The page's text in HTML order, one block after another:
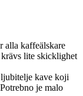
alla kaffeälskare
lite skicklighet
kave koji
je malo